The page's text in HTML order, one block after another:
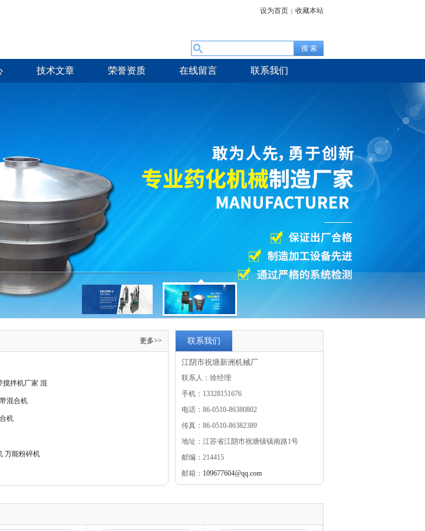
设为首页 | 收藏本站
技术文章 荣誉资质 在线留言 联系我们
更多>>
搅拌机厂家 混
混合机
机
万能粉碎机
联系我们
江阴市祝塘新洲机械厂
联系人：徐经理
手机：13328151676
电话：86-0510-86380802
传真：86-0510-86382389
地址：江苏省江阴市祝塘镇镇南路1号
邮编：214415
邮箱： 109677604@qq.com